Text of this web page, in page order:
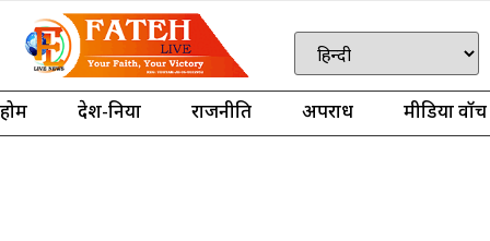
होम देश-दुनिया राजनीति अपराध मीडिया वॉच